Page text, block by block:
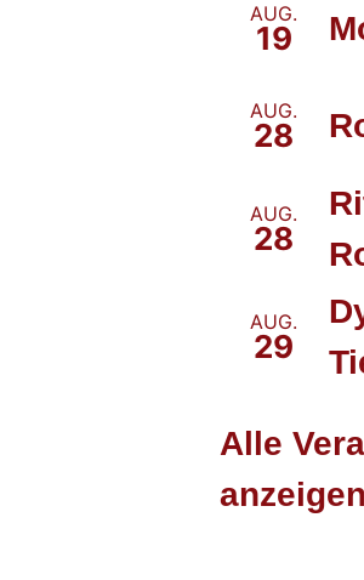
AUG.
19
AUG.
28
AUG.
28
AUG.
29
Alle